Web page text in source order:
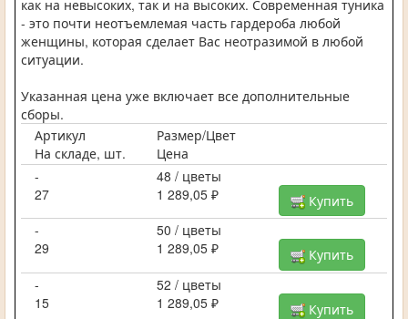
как на невысоких, так и на высоких. Современная туника
- это почти неотъемлемая часть гардероба любой
женщины, которая сделает Вас неотразимой в любой
ситуации.
Указанная цена уже включает все дополнительные
сборы.
Артикул
Размер/Цвет
На складе, шт.
Цена
-
48 / цветы
27
1 289,05 ₽
Купить
-
50 / цветы
29
1 289,05 ₽
Купить
-
52 / цветы
15
1 289,05 ₽
Купить